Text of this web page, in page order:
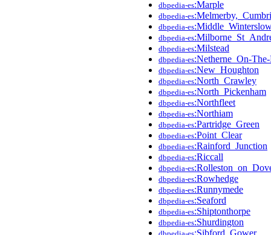
dbpedia-es:Marple
dbpedia-es
dbpedia-es
dbpedia-es
dbpedia-es:Milstead
dbpedia-es:Netherne_On-
dbpedia-es:New_Houghton
dbpedia-es:North_Crawley
dbpedia-es:North_Pickenham
dbpedia-es:Northfleet
dbpedia-es:Northiam
dbpedia-es:Partridge_Green
dbpedia-es:Point_Clear
dbpedia-es:Rainford_Junction
dbpedia-es:Riccall
dbpedia-es
dbpedia-es:Rowhedge
dbpedia-es:Runnymede
dbpedia-es:Seaford
dbpedia-es:Shiptonthorpe
dbpedia-es:Shurdington
:Sibford_Gower